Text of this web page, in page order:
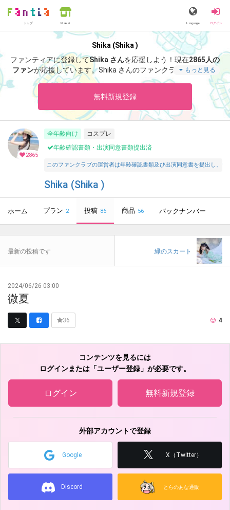
トップ Market Language ログイン
Shika (Shika )
ファンティアに登録してShika さんを応援しよう！ 現在2865人の
ファンが応援しています。Shika さんのファンクラブ「 Shika」
では、「微夏」などの特別なコンテンツをお楽しみいただけま
もっと見る
無料新規登録
2865
全年齢向け
コスプレ
年齢確認書類・出演同意書類提出済
このファンクラブの運営者は年齢確認書類及び出演同意書を提出し、
Shika (Shika )
ホーム プラン 2 投稿 86 商品 56 バックナンバー
最新の投稿です 緑のスカート
2024/06/26 03:00
微夏
36 4
コンテンツを見るには
ログインまたは「ユーザー登録」が必要です。
ログイン 無料新規登録
外部アカウントで登録
Google X（Twitter）
Discord とらのあな通販